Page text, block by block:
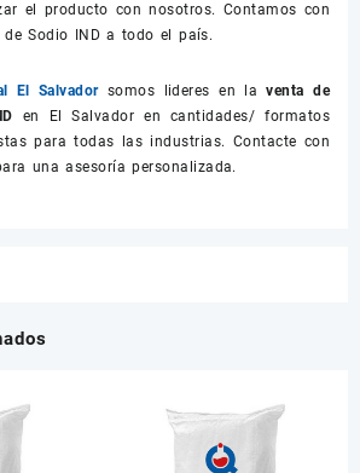
el producto con nosotros. Contamos con
de Sodio IND a todo el país.
El Salvadorsomos lideres en laventa de
en El Salvador en cantidades/ formatos
para todas las industrias. Contacte con
una asesoría personalizada.